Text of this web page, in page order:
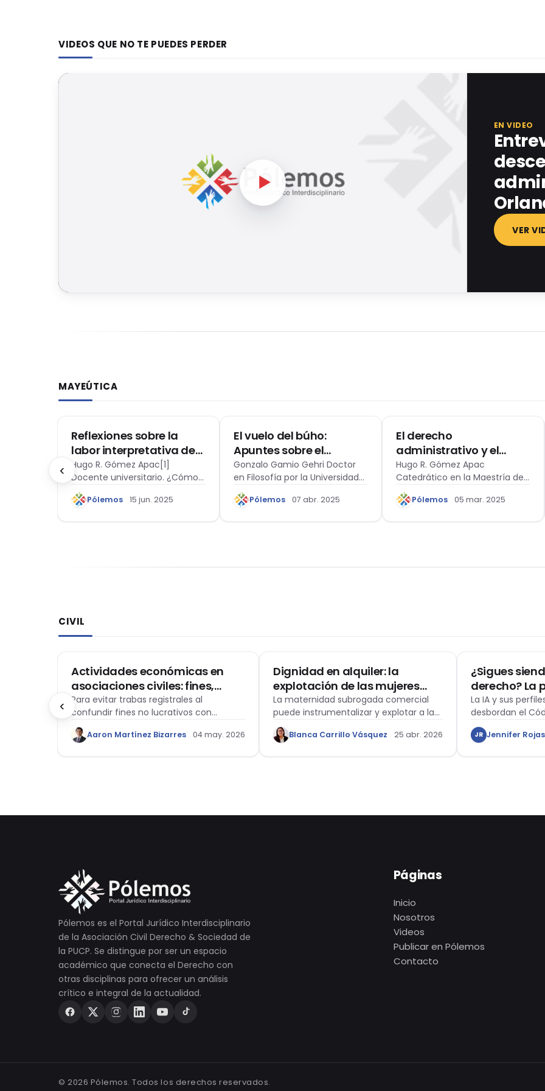
VIDEOS QUE NO TE PUEDES PERDER
▶
EN VIDEO
VER
MAYEÚTICA
‹
MAYEÚTICA
Reflexiones sobre la
labor interpretativa de
los jueces en general y
del Tribunal de Justicia
de la Comunidad
Andina en particular
Hugo R. Gómez Apac[1]
Docente universitario. ¿Cómo
deciden los jueces? ¿Qué los
motiva a…
Pólemos 15 jun. 2025
El vuelo del búho:
Apuntes sobre el
desarrollo y la crisis del
llamado “Consenso
democrático-liberal”
Gonzalo Gamio Gehri Doctor
en Filosofía por la Universidad
Pontificia de Comillas (Madrid,
España).…
Pólemos 07 abr. 2025
El derecho
administrativo y el
análisis económico del
derecho (en el Perú): a
propósito del rol del
Estado en la economía
Hugo R. Gómez Apac
Catedrático en la Maestría de
Derecho de la Propiedad
Intelectual…
Pólemos 05 mar. 2025
CIVIL
‹
CIVIL
Actividades económicas en
asociaciones civiles: fines,
medios y el desafío registral en
el Perú
Para evitar trabas registrales al
confundir fines no lucrativos con
actividades económicas, se propone
reformar el artículo 82° del Código Civil.
Aaron Martínez Bizarres 04 may. 2026
Dignidad en alquiler: la
explotación de las mujeres
mediante la maternidad
subrogada
La maternidad subrogada comercial
puede instrumentalizar y explotar a las
mujeres.
Blanca Carrillo Vásquez 25 abr. 2026
¿Sigues
derecho? La
algorítmica y
Código Civil
La IA y sus
desbordan el
JR Jennifer
Pólemos es el Portal Jurídico Interdisciplinario
de la Asociación Civil Derecho & Sociedad de
la PUCP. Se distingue por ser un espacio
académico que conecta el Derecho con
otras disciplinas para ofrecer un análisis
crítico e integral de la actualidad.
Páginas
Inicio
Nosotros
Videos
Publicar en Pólemos
Contacto
© 2026 Pólemos. Todos los derechos reservados.